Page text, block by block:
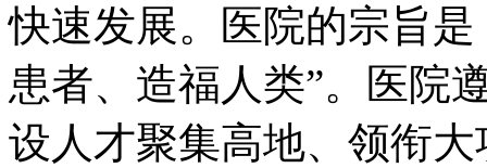
快速发展。医院的宗旨
患者、造福人类”。医院
设人才聚集高地、领衔